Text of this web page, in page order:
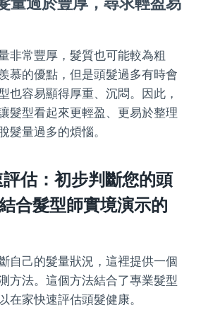
非常豐厚，髮質也可能較為粗
慕的優點，但是頭髮過多有時會
也容易顯得厚重、沉悶。因此，
髮型看起來更輕盈、更易於整理
髮量過多的煩惱。
估：初步判斷您的頭
合髮型師實境演示的
自己的髮量狀況，這裡提供一個
方法。這個方法結合了專業髮型
在家快速評估頭髮健康。